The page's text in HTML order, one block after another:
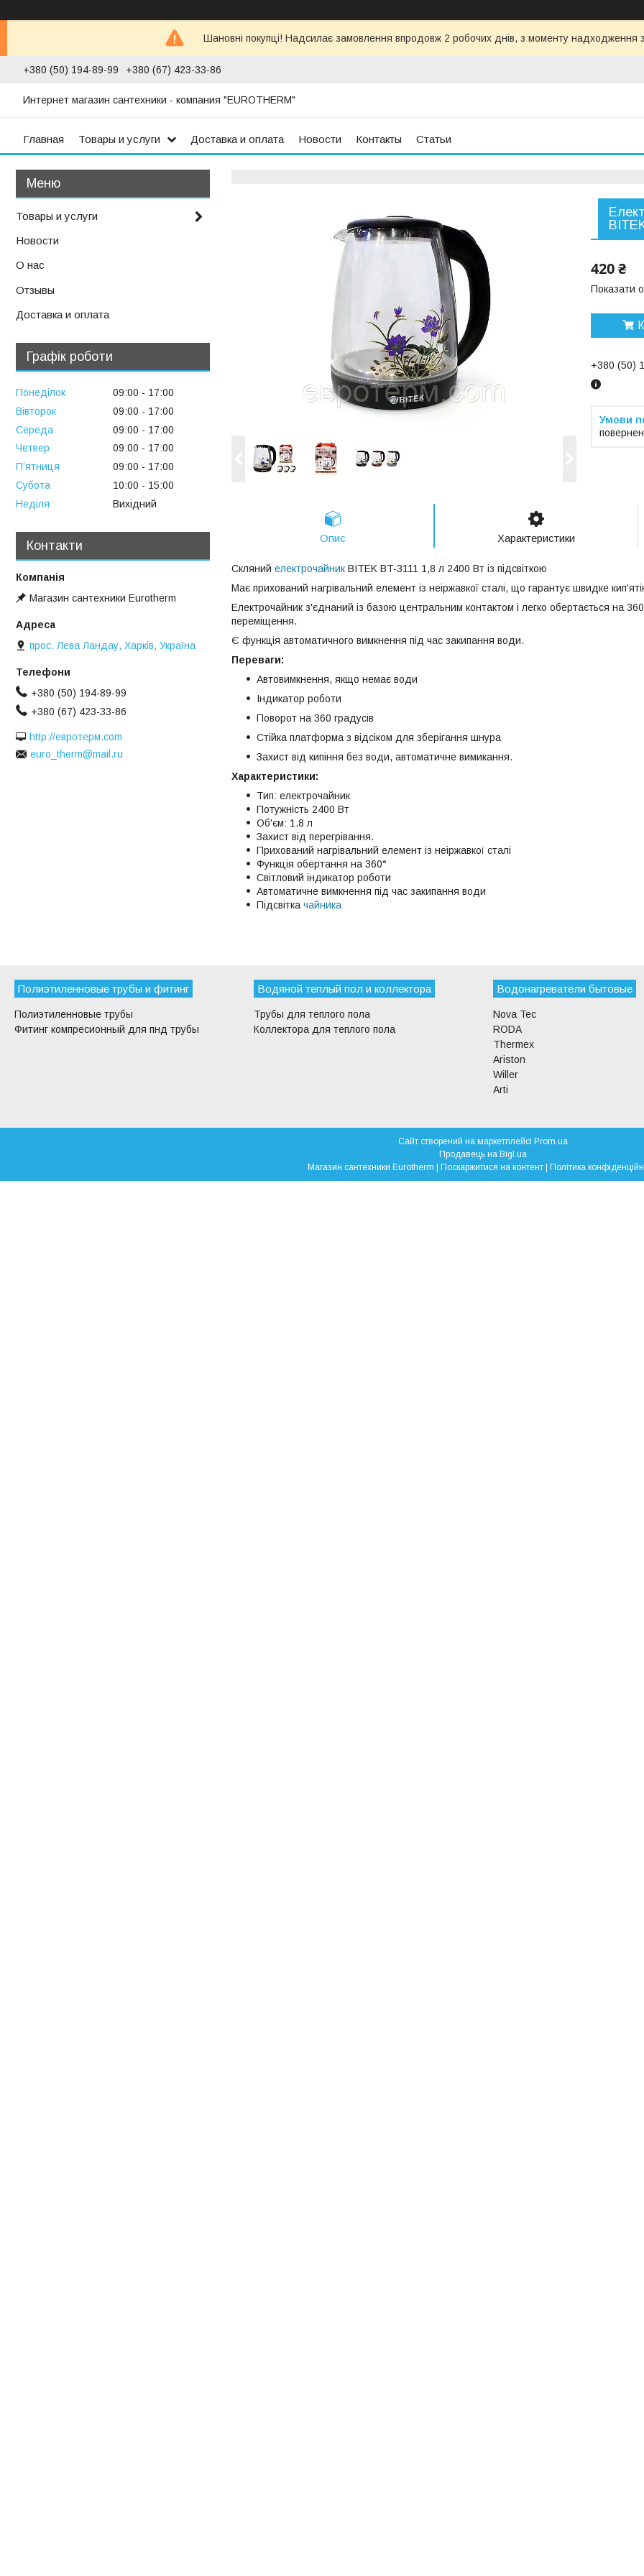
Шановні покупці! Надсилає замовлення впродовж 2 робочих днів, з моменту надходження
+380 (50) 194-89-99 +380 (67) 423-33-86
Интернет магазин сантехники - компания "EUROTHERM"
Главная Товары и услуги Доставка и оплата Новости Контакты Статьи
420 ₴
Показати
+380 (50)
Опис Характеристики
Скляний електрочайник BITEK BT-3111 1,8 л 2400 Вт із підсвіткою
Має прихований нагрівальний елемент із неіржавкої сталі, що гарантує швидке
Електрочайник з'єднаний із базою центральним контактом і легко обертається на
переміщення.
Є функція автоматичного вимкнення під час закипання води.
Переваги:
Автовимкнення, якщо немає води
Індикатор роботи
Поворот на 360 градусів
Стійка платформа з відсіком для зберігання шнура
Захист від кипіння без води, автоматичне вимикання.
Характеристики:
Тип: електрочайник
Потужність 2400 Вт
Об'єм: 1.8 л
Захист від перегрівання.
Прихований нагрівальний елемент із неіржавкої сталі
Функція обертання на 360°
Світловий індикатор роботи
Автоматичне вимкнення під час закипання води
Підсвітка чайника
Товары и услуги
Новости
О нас
Отзывы
Доставка и оплата
Графік роботи
Понеділок 09:00
17:00
Вівторок
09:00
17:00
Середа
09:00
17:00
Четвер
09:00
17:00
Пʼятниця
09:00
17:00
Субота
10:00
15:00
Неділя
Вихідний
Контакти
Магазин сантехники Eurotherm
прос. Лева Ландау, Харків, Україна
+380 (50) 194-89-99
+380 (67) 423-33-86
http://евротерм.com
euro_therm@mail.ru
Полиэтиленновые трубы и фитинг
Полиэтиленновые трубы
Фитинг компресионный для пнд трубы
Водяной теплый пол и коллектора
Трубы для теплого пола
Коллектора для теплого пола
Водонагреватели бытовые
Nova Tec
RODA
Thermex
Ariston
Willer
Arti
Сайт створений на маркетплейсі Prom.ua
Продавець на Bigl.ua
Магазин сантехники Eurotherm | Поскаржитися на контент | Політика